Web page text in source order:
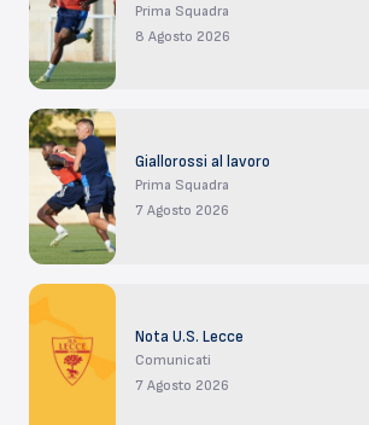
Prima Squadra
8 Agosto 2026
Giallorossi al lavoro
Prima Squadra
7 Agosto 2026
Nota U.S. Lecce
Comunicati
7 Agosto 2026